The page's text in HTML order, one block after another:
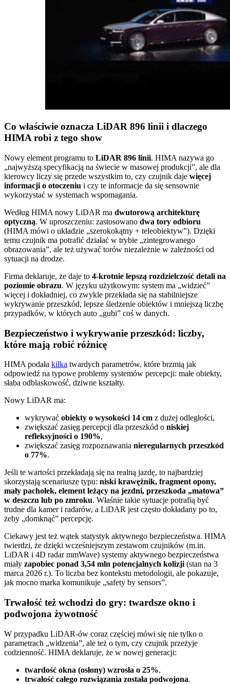
Co właściwie oznacza LiDAR 896 linii i dlaczego
HIMA robi z tego show
Nowy element programu to LiDAR 896 linii. HIMA nazywa go
„najwyższą specyfikacją na świecie w masowej produkcji”, ale dla
kierowcy liczy się przede wszystkim to, czy czujnik daje więcej
informacji o otoczeniu i czy te informacje da się sensownie
wykorzystać w systemach wspomagania.
Według HIMA nowy LiDAR ma dwutorową architekturę
optyczną. W uproszczeniu: zastosowano dwa tory odbioru
(HIMA mówi o układzie „szerokokątny + teleobiektyw”). Dzięki
temu czujnik ma potrafić działać w trybie „zintegrowanego
obrazowania”, ale też używać torów niezależnie w zależności od
sytuacji na drodze.
Firma deklaruje, że daje to 4-krotnie lepszą rozdzielczość detali na
poziomie obrazu. W języku użytkowym: system ma „widzieć”
więcej i dokładniej, co zwykle przekłada się na stabilniejsze
wykrywanie przeszkód, lepsze śledzenie obiektów i mniejszą liczbę
przypadków, w których auto „gubi” coś w danych.
Bezpieczeństwo i wykrywanie przeszkód: liczby,
które mają robić różnicę
HIMA podała kilka twardych parametrów, które brzmią jak
odpowiedź na typowe problemy systemów percepcji: małe obiekty,
słaba odblaskowość, dziwne kształty.
Nowy LiDAR ma:
wykrywać obiekty o wysokości 14 cm z dużej odległości,
zwiększać zasięg percepcji dla przeszkód o niskiej
refleksyjności o 190%,
zwiększać zasięg rozpoznawania nieregularnych przeszkód
o 77%.
Jeśli te wartości przekładają się na realną jazdę, to najbardziej
skorzystają scenariusze typu: niski krawężnik, fragment opony,
mały pachołek, element leżący na jezdni, przeszkoda „matowa”
w deszczu lub po zmroku. Właśnie takie sytuacje potrafią być
trudne dla kamer i radarów, a LiDAR jest często dokładany po to,
żeby „domknąć” percepcję.
Ciekawy jest też wątek statystyk aktywnego bezpieczeństwa. HIMA
twierdzi, że dzięki wcześniejszym zestawom czujników (m.in.
LiDAR i 4D radar mmWave) systemy aktywnego bezpieczeństwa
miały zapobiec ponad 3,54 mln potencjalnych kolizji(stan na 3
marca 2026 r.). To liczba bez kontekstu metodologii, ale pokazuje,
jak mocno marka komunikuje „safety by sensors”.
Trwałość też wchodzi do gry: twardsze okno i
podwojona żywotność
W przypadku LiDAR-ów coraz częściej mówi się nie tylko o
parametrach „widzenia”, ale też o tym, czy czujnik przeżyje
codzienność. HIMA deklaruje, że w nowej generacji:
twardość okna (osłony) wzrosła o 25%,
trwałość całego rozwiązania została podwojona.